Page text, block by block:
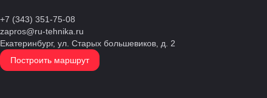
6SL1500TA
6СTAA8.3-G2
+7 (343) 351-75-08
zapros@ru-tehnika.ru
Екатеринбург, ул. Старых большевиков, д. 2
Построить маршрут